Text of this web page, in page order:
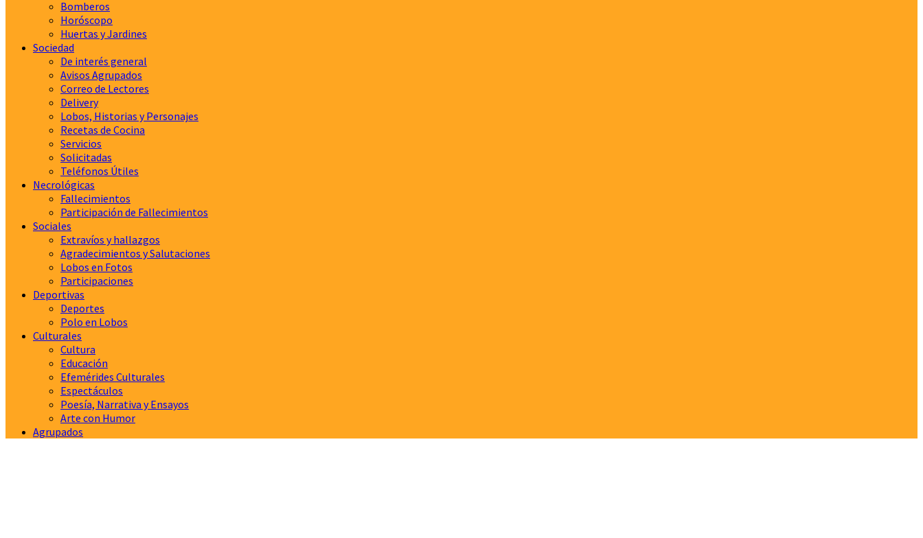
Bomberos
Horóscopo
Huertas y Jardines
Sociedad
De interés general
Avisos Agrupados
Correo de Lectores
Delivery
Lobos, Historias y Personajes
Recetas de Cocina
Servicios
Solicitadas
Teléfonos Útiles
Necrológicas
Fallecimientos
Participación de Fallecimientos
Sociales
Extravíos y hallazgos
Agradecimientos y Salutaciones
Lobos en Fotos
Participaciones
Deportivas
Deportes
Polo en Lobos
Culturales
Cultura
Educación
Efemérides Culturales
Espectáculos
Poesía, Narrativa y Ensayos
Arte con Humor
Agrupados